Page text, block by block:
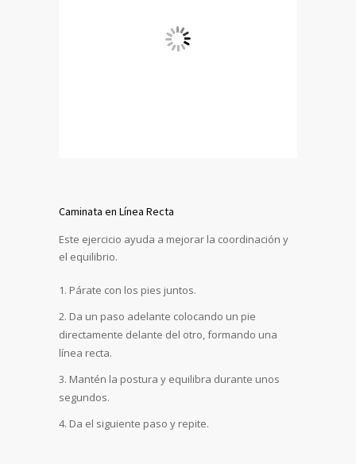
Caminata en Línea Recta
Este ejercicio ayuda a mejorar la coordinación y
el equilibrio.
Párate con los pies juntos.
Da un paso adelante colocando un pie
directamente delante del otro, formando una
línea recta.
Mantén la postura y equilibra durante unos
segundos.
Da el siguiente paso y repite.